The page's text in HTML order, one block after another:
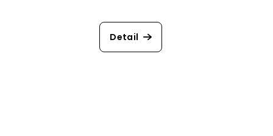
Detail